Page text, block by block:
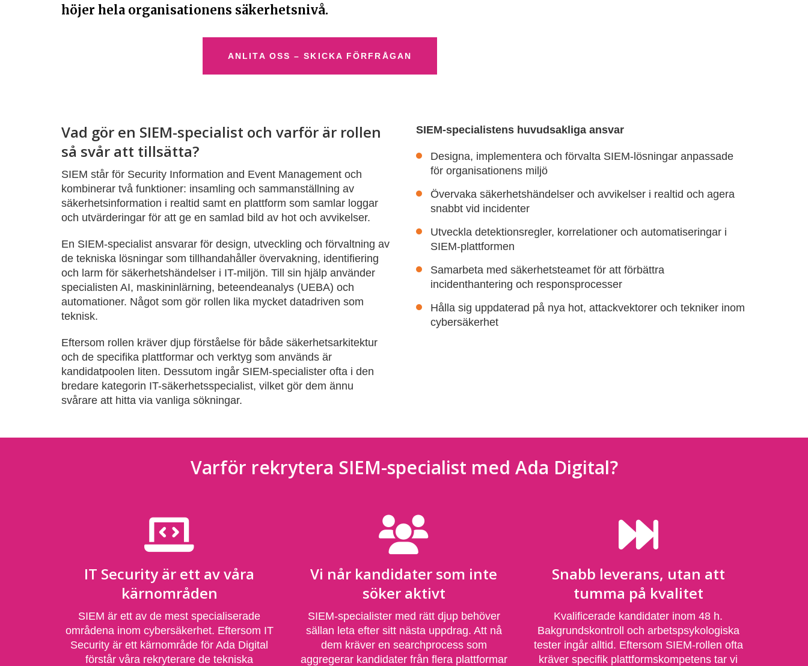
höjer hela organisationens säkerhetsnivå.
ANLITA OSS – SKICKA FÖRFRÅGAN
Vad gör en SIEM-specialist och varför är rollen
så svår att tillsätta?
SIEM står för Security Information and Event Management och
kombinerar två funktioner: insamling och sammanställning av
säkerhetsinformation i realtid samt en plattform som samlar loggar
och utvärderingar för att ge en samlad bild av hot och avvikelser.
En SIEM-specialist ansvarar för design, utveckling och förvaltning av
de tekniska lösningar som tillhandahåller övervakning, identifiering
och larm för säkerhetshändelser i IT-miljön. Till sin hjälp använder
specialisten AI, maskininlärning, beteendeanalys (UEBA) och
automationer. Något som gör rollen lika mycket datadriven som
teknisk.
Eftersom rollen kräver djup förståelse för både säkerhetsarkitektur
och de specifika plattformar och verktyg som används är
kandidatpoolen liten. Dessutom ingår SIEM-specialister ofta i den
bredare kategorin IT-säkerhetsspecialist, vilket gör dem ännu
svårare att hitta via vanliga sökningar.
SIEM-specialistens huvudsakliga ansvar
Designa, implementera och förvalta SIEM-lösningar anpassade
för organisationens miljö
Övervaka säkerhetshändelser och avvikelser i realtid och agera
snabbt vid incidenter
Utveckla detektionsregler, korrelationer och automatiseringar i
SIEM-plattformen
Samarbeta med säkerhetsteamet för att förbättra
incidenthantering och responsprocesser
Hålla sig uppdaterad på nya hot, attackvektorer och tekniker inom
cybersäkerhet
Varför rekrytera SIEM-specialist med Ada Digital?
IT Security är ett av våra
kärnområden
SIEM är ett av de mest specialiserade
områdena inom cybersäkerhet. Eftersom IT
Security är ett kärnområde för Ada Digital
förstår våra rekryterare de tekniska
Vi når kandidater som inte
söker aktivt
SIEM-specialister med rätt djup behöver
sällan leta efter sitt nästa uppdrag. Att nå
dem kräver en searchprocess som
aggregerar kandidater från flera plattformar
Snabb leverans, utan att
tumma på kvalitet
Kvalificerade kandidater inom 48 h.
Bakgrundskontroll och arbetspsykologiska
tester ingår alltid. Eftersom SIEM-rollen ofta
kräver specifik plattformskompetens tar vi